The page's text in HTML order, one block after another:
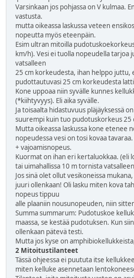
Varsinkaan jos pohjassa on V kulmaa.
vastusta.
mutta oikeassa laskussa veteen
nopeutta myös eteenpäin.
Esim ultran mitoilla
km/h). Vesi ei tuolla nopeudella tarjoa
vatsalleen
25 cm korkeudesta, ihan helppo juttu,
pudottautuvasi 25 cm korkeudesta
Kone uppoaa niin syvälle kunnes
(*kiihtyvyys). Eli aika syvälle.
Ja toisaalta hidastuvuus pläjäyksessä
suurempi kuin tuo pudotuskorkeus 25
Mutta oikeassa laskussa kone etenee
nopeudessa vesi on tosi kovaa
+ vajoamisnopeus.
Kuormat on ihan eri kertaluokkaa. (eli
tai uimahallissa 10 m tornista
Jos sinä olet ollut vesikoneissa
juuri ollenkaan! Oli lasku miten kova
nopeus tippuu
alle plaaniin nousunopeuden, niin
Summa summarum: Pudotuskoe
maassa, se kestää pudotuksen. Kun
ollenkaan pätevä testi.
Mutta jos kyse on
2 Mitoitustilanteet
Tässä ohjeessa ei puututa itse
miten kelluke asennetaan